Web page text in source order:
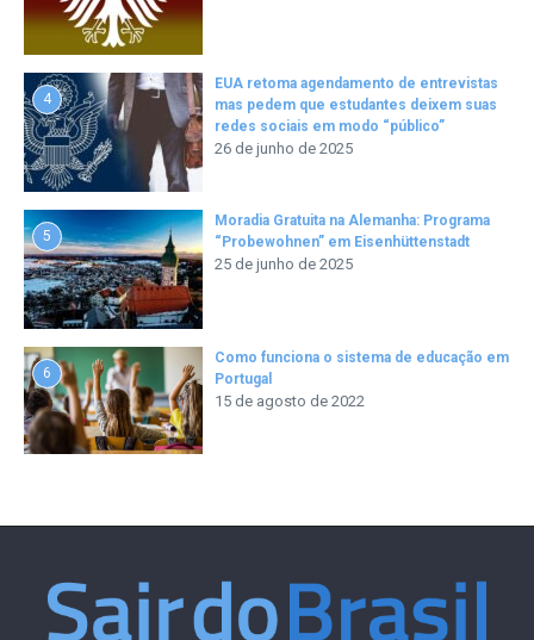
4
EUA retoma agendamento de entrevistas
mas pedem que estudantes deixem suas
redes sociais em modo “público”
26 de junho de 2025
5
Moradia Gratuita na Alemanha: Programa
“Probewohnen” em Eisenhüttenstadt
25 de junho de 2025
6
Como funciona o sistema de educação em
Portugal
15 de agosto de 2022